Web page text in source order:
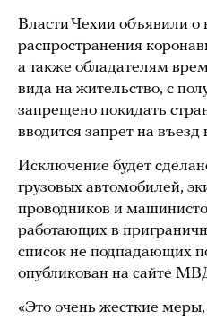
Власти Чехии объявили о
распространения
а также обладателям
вида на жительство, с
запрещено покидать
вводится запрет на
Исключение будет
грузовых автомобилей,
проводников и
работающих в
список не подпадающих
опубликован на сайте
«Это очень жесткие